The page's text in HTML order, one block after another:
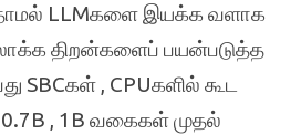
LLMகளை இயக்க வளாக
திறன்களைப் பயன்படுத்த
SBCகள் , CPUகளில் கூட
, 1B வகைகள் முதல்